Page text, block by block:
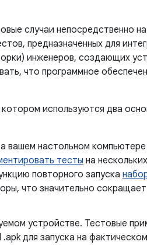
случаи непосредственно
предназначенных для
инженеров, создающих
что программное
используются два
вашем настольном компьютере
тесты на
повторного запуска
что значительно
устройстве. Тестовые
для запуска на